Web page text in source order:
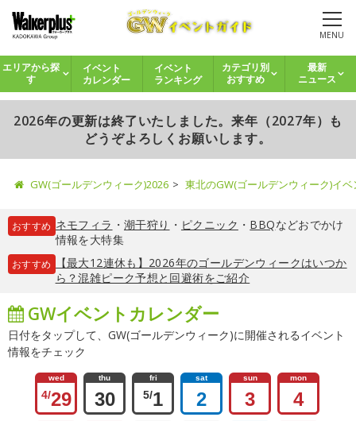
MENU
エリアから探
す
イベント
カレンダー
イベント
ランキング
カテゴリ別
おすすめ
最新
ニュース
2026年の更新は終了いたしました。来年（2027年）も
どうぞよろしくお願いします。
GW(ゴールデンウィーク)2026 東北のGW(ゴールデンウィーク)イ
おすすめ ネモフィラ ・ 潮干狩り ・ ピクニック ・ BBQなどおでかけ
情報を大特集
おすすめ
【最大12連休も】2026年のゴールデンウィークはいつか
ら？混雑ピーク予想と回避術をご紹介
GWイベントカレンダー
日付をタップして、GW(ゴールデンウィーク)に開催されるイベント
情報をチェック
wed
4/29
thu
30
fri
5/1
sat
2
sun
3
mon
4